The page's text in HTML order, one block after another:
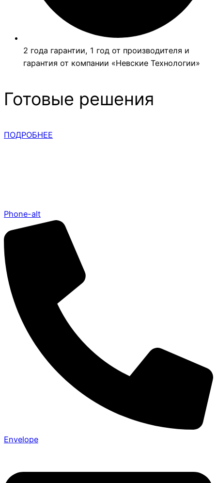
2 года гарантии, 1 год от производителя и
гарантия от компании «Невские Технологии»
Готовые решения
ПОДРОБНЕЕ
Phone-alt
Envelope